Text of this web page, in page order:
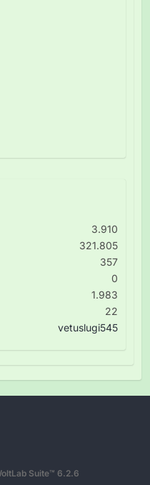
3.910
321.805
357
0
1.983
22
vetuslugi545
Suite™ 6.2.6